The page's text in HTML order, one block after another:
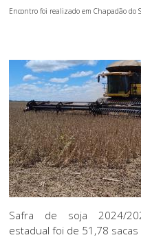
Encontro foi realizado em Chapadão do
Safra de soja 2024/
estadual foi de 51,78